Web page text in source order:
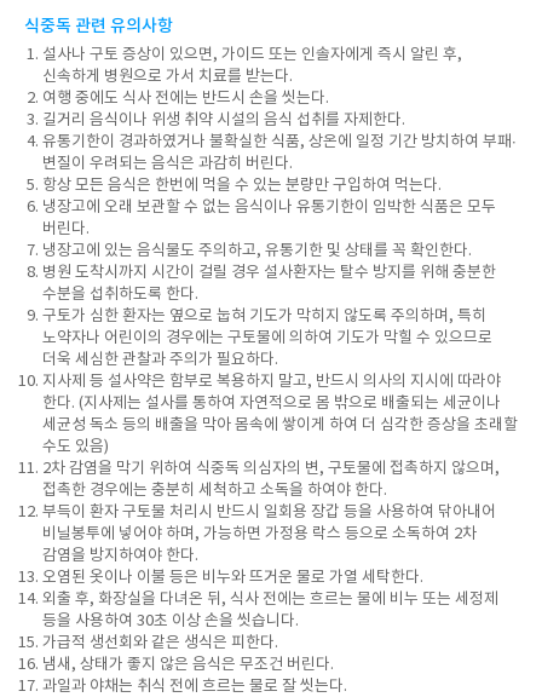
식중독 관련 유의사항
설사나 구토 증상이 있으면, 가이드 또는 인솔자에게 즉시 알린 후,
신속하게 병원으로 가서 치료를 받는다.
여행 중에도 식사 전에는 반드시 손을 씻는다.
길거리 음식이나 위생 취약 시설의 음식 섭취를 자제한다.
유통기한이 경과하였거나 불확실한 식품, 상온에 일정 기간 방치하여 부패∙
변질이 우려되는 음식은 과감히 버린다.
항상 모든 음식은 한번에 먹을 수 있는 분량만 구입하여 먹는다.
냉장고에 오래 보관할 수 없는 음식이나 유통기한이 임박한 식품은 모두
버린다.
냉장고에 있는 음식물도 주의하고, 유통기한 및 상태를 꼭 확인한다.
병원 도착시까지 시간이 걸릴 경우 설사환자는 탈수 방지를 위해 충분한
수분을 섭취하도록 한다.
구토가 심한 환자는 옆으로 눕혀 기도가 막히지 않도록 주의하며, 특히
노약자나 어린이의 경우에는 구토물에 의하여 기도가 막힐 수 있으므로
더욱 세심한 관찰과 주의가 필요하다.
지사제 등 설사약은 함부로 복용하지 말고, 반드시 의사의 지시에 따라야
한다. (지사제는 설사를 통하여 자연적으로 몸 밖으로 배출되는 세균이나
세균성 독소 등의 배출을 막아 몸속에 쌓이게 하여 더 심각한 증상을 초래할
수도 있음)
2차 감염을 막기 위하여 식중독 의심자의 변, 구토물에 접촉하지 않으며,
접촉한 경우에는 충분히 세척하고 소독을 하여야 한다.
부득이 환자 구토물 처리시 반드시 일회용 장갑 등을 사용하여 닦아내어
비닐봉투에 넣어야 하며, 가능하면 가정용 락스 등으로 소독하여 2차
감염을 방지하여야 한다.
오염된 옷이나 이불 등은 비누와 뜨거운 물로 가열 세탁한다.
외출 후, 화장실을 다녀온 뒤, 식사 전에는 흐르는 물에 비누 또는 세정제
등을 사용하여 30초 이상 손을 씻습니다.
가급적 생선회와 같은 생식은 피한다.
냄새, 상태가 좋지 않은 음식은 무조건 버린다.
과일과 야채는 취식 전에 흐르는 물로 잘 씻는다.